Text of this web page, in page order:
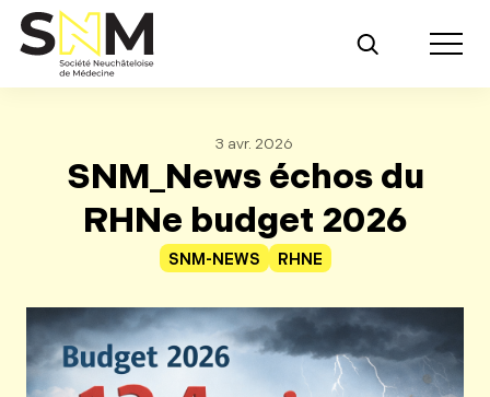
Retour au contenu principal
Toggle
3 avr. 2026
SNM_News échos du
RHNe budget 2026
SNM-NEWS RHNE